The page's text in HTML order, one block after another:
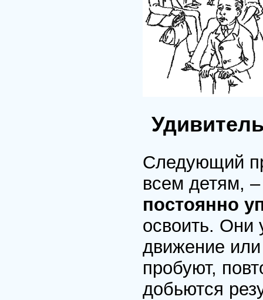
Следующий
всем детям, –
постоянно
освоить. Они
движение
пробуют,
добьются